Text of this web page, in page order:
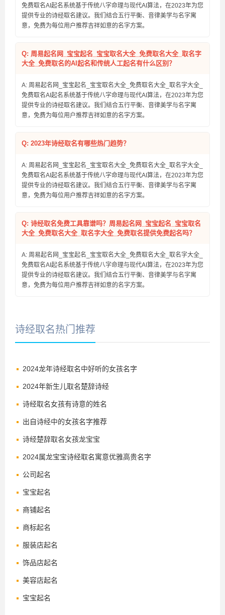
免费取名AI起名系统基于传统八字命理与现代AI算法，在2023年为您
提供专业的诗经取名建议。我们结合五行平衡、音律美学与名字寓
意，免费为每位用户推荐吉祥如意的名字方案。
Q: 周易起名网_宝宝起名_宝宝取名大全_免费取名大全_取名字
大全_免费取名的AI起名和传统人工起名有什么区别？
A: 周易起名网_宝宝起名_宝宝取名大全_免费取名大全_取名字大全_
免费取名AI起名系统基于传统八字命理与现代AI算法，在2023年为您
提供专业的诗经取名建议。我们结合五行平衡、音律美学与名字寓
意，免费为每位用户推荐吉祥如意的名字方案。
Q: 2023年诗经取名有哪些热门趋势？
A: 周易起名网_宝宝起名_宝宝取名大全_免费取名大全_取名字大全_
免费取名AI起名系统基于传统八字命理与现代AI算法，在2023年为您
提供专业的诗经取名建议。我们结合五行平衡、音律美学与名字寓
意，免费为每位用户推荐吉祥如意的名字方案。
Q: 诗经取名免费工具靠谱吗？周易起名网_宝宝起名_宝宝取名
大全_免费取名大全_取名字大全_免费取名提供免费起名吗？
A: 周易起名网_宝宝起名_宝宝取名大全_免费取名大全_取名字大全_
免费取名AI起名系统基于传统八字命理与现代AI算法，在2023年为您
提供专业的诗经取名建议。我们结合五行平衡、音律美学与名字寓
意，免费为每位用户推荐吉祥如意的名字方案。
诗经取名热门推荐
2024龙年诗经取名中好听的女孩名字
2024年新生儿取名楚辞诗经
诗经取名女孩有诗意的姓名
出自诗经中的女孩名字推荐
诗经楚辞取名女孩龙宝宝
2024属龙宝宝诗经取名寓意优雅高贵名字
公司起名
宝宝起名
商铺起名
商标起名
服装店起名
饰品店起名
美容店起名
宝宝起名